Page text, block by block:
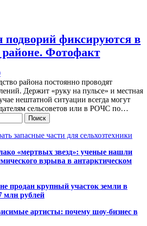
подворий фиксируются в
Фотофакт
района постоянно проводят
Держит «руку на пульсе» и местная
нештатной ситуации всегда могут
сельсоветов или в РОЧС по…
запасные части для сельхозтехники
«мертвых звезд»: ученые нашли
взрыва в антарктическом
продан крупный участок земли в
млн рублей
артисты: почему шоу-бизнес в